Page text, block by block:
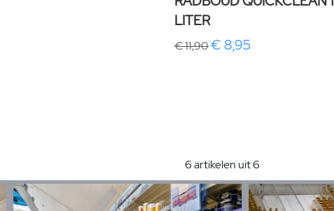
LITER
€ 11,90€ 8,95
6 artikelen uit 6